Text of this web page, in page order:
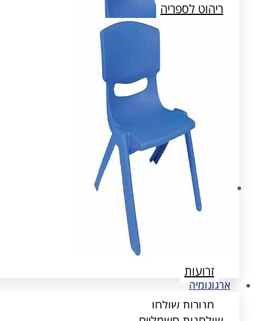
ארגונומיה
שולחנות חשמליים
זרועות
מנורות שולחן
ריהוט לספריה
שולחן מעבדה
ארגונומיה